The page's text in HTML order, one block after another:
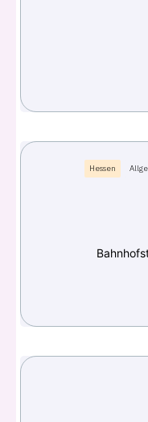
Continue
Hessen